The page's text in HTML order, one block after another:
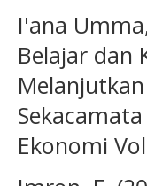
I'ana
Belajar dan
Ekonomi